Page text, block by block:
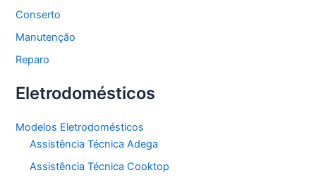
Conserto
Manutenção
Reparo
Eletrodomésticos
Modelos Eletrodomésticos
Assistência Técnica Adega
Assistência Técnica Cooktop